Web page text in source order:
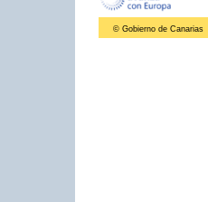
© Gobierno de Canarias